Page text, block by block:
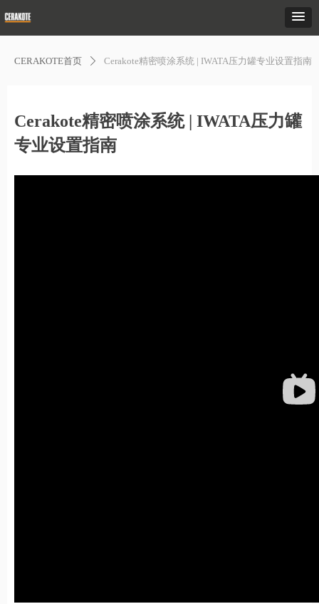
Cerakote精密喷涂系统 | IWATA压力罐
专业设置指南
CERAKOTE首页 ꄲ Cerakote精密喷涂系统 | IWATA压力罐专业设置指南